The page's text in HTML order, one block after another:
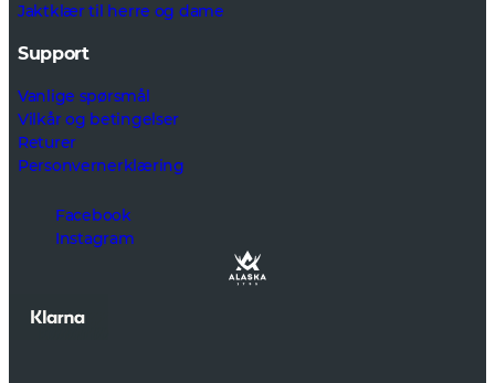
Jaktklær til herre og dame
Support
Vanlige spørsmål
Vilkår og betingelser
Returer
Personvernerklæring
Facebook
Instagram